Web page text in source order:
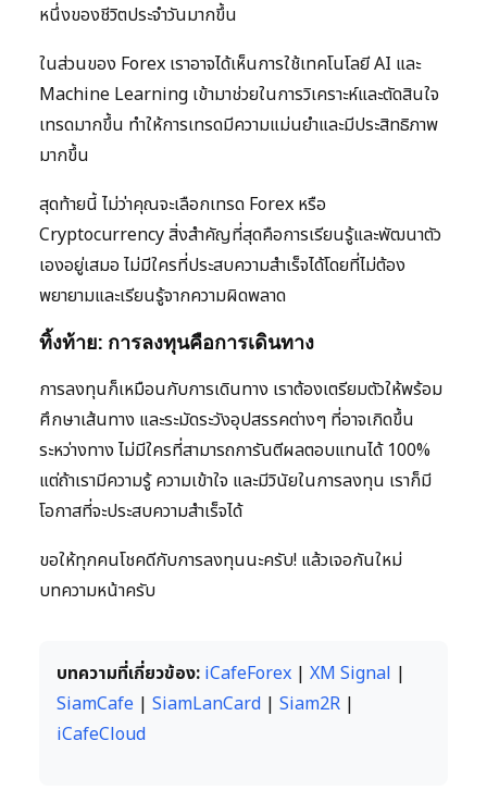
หนึ่งของชีวิตประจำวันมากขึ้น
ในส่วนของ Forex เราอาจได้เห็นการใช้เทคโนโลยี AI และ
Machine Learning เข้ามาช่วยในการวิเคราะห์และตัดสินใจ
เทรดมากขึ้น ทำให้การเทรดมีความแม่นยำและมีประสิทธิภาพ
มากขึ้น
สุดท้ายนี้ ไม่ว่าคุณจะเลือกเทรด Forex หรือ
Cryptocurrency สิ่งสำคัญที่สุดคือการเรียนรู้และพัฒนาตัว
เองอยู่เสมอ ไม่มีใครที่ประสบความสำเร็จได้โดยที่ไม่ต้อง
พยายามและเรียนรู้จากความผิดพลาด
ทิ้งท้าย: การลงทุนคือการเดินทาง
การลงทุนก็เหมือนกับการเดินทาง เราต้องเตรียมตัวให้พร้อม
ศึกษาเส้นทาง และระมัดระวังอุปสรรคต่างๆ ที่อาจเกิดขึ้น
ระหว่างทาง ไม่มีใครที่สามารถการันตีผลตอบแทนได้ 100%
แต่ถ้าเรามีความรู้ ความเข้าใจ และมีวินัยในการลงทุน เราก็มี
โอกาสที่จะประสบความสำเร็จได้
ขอให้ทุกคนโชคดีกับการลงทุนนะครับ! แล้วเจอกันใหม่
บทความหน้าครับ
บทความที่เกี่ยวข้อง: iCafeForex | XM Signal |
SiamCafe | SiamLanCard | Siam2R |
iCafeCloud